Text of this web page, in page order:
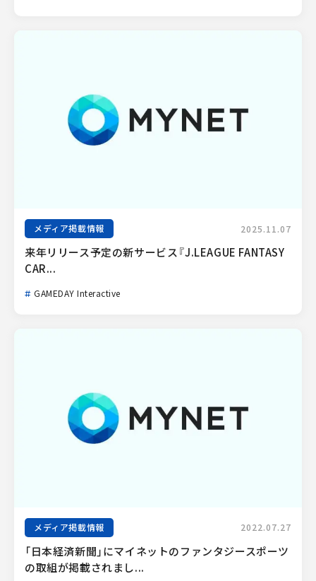
メディア掲載情報 2025.11.07
来年リリース予定の新サービス『J.LEAGUE FANTASY
CAR...
GAMEDAY Interactive
メディア掲載情報 2022.07.27
「日本経済新聞」にマイネットのファンタジースポーツ
の取組が掲載されまし...